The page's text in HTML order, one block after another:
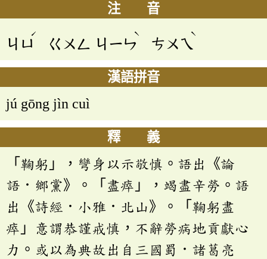
注 音
ㄐㄩ
ˊ
ㄍㄨㄥ ㄐㄧㄣ
ˋ
ㄘㄨㄟ
ˋ
漢語拼音
jú gōng jìn cuì
釋 義
「鞠躬」，彎身以示敬慎。語出《論
語．鄉黨》。「盡瘁」，竭盡辛勞。語
出《詩經．小雅．北山》。「鞠躬盡
瘁」意謂恭謹戒慎，不辭勞病地貢獻心
力。或以為典故出自三國蜀．諸葛亮